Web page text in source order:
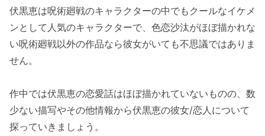
伏黒恵は呪術廻戦のキャラクターの中でもクールなイケメ
ンとして人気のキャラクターで、色恋沙汰がほぼ描かれな
い呪術廻戦以外の作品なら彼女がいても不思議ではありま
せん。
作中では伏黒恵の恋愛話はほぼ描かれていないものの、数
少ない描写やその他情報から伏黒恵の彼女/恋人について
探っていきましょう。